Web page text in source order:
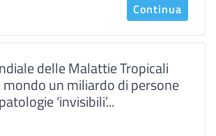
Continua
delle Malattie Tropicali
un miliardo di persone
‘invisibili’...